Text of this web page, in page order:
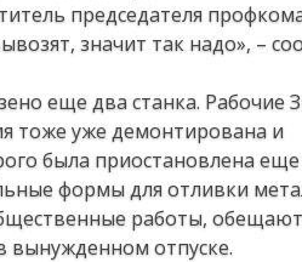
председателя
значит так надо», –
еще два станка. Рабочие
тоже уже демонтирована и
была приостановлена
формы для отливки
работы, обещают
вынужденном отпуске.